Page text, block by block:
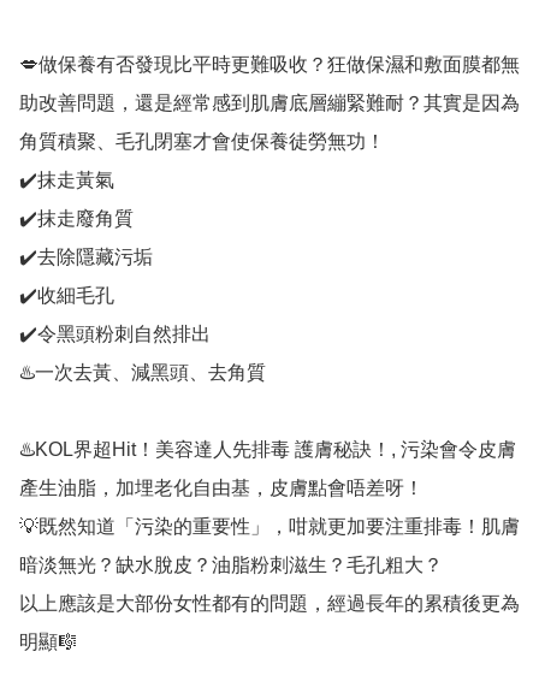
💋做保養有否發現比平時更難吸收？狂做保濕和敷面膜都無
助改善問題，還是經常感到肌膚底層繃緊難耐？其實是因為
角質積聚、毛孔閉塞才會使保養徒勞無功！
✔️抹走黃氣
✔️抹走廢角質
✔️去除隱藏污垢
✔️收細毛孔
✔️令黑頭粉刺自然排出
♨️一次去黃、減黑頭、去角質
♨️KOL界超Hit！美容達人先排毒 護膚秘訣！, 污染會令皮膚
產生油脂，加埋老化自由基，皮膚點會唔差呀！
💡既然知道「污染的重要性」，咁就更加要注重排毒！肌膚
暗淡無光？缺水脫皮？油脂粉刺滋生？毛孔粗大？
以上應該是大部份女性都有的問題，經過長年的累積後更為
明顯🎼